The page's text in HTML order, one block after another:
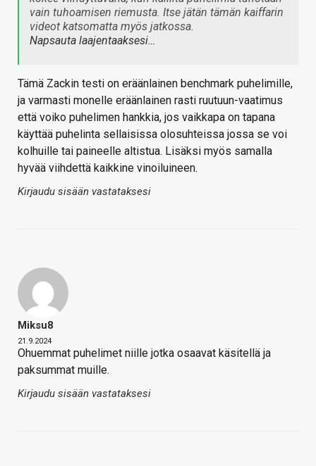
vain tuhoamisen riemusta. Itse jätän tämän kaiffarin
videot katsomatta myös jatkossa.
Napsauta laajentaaksesi…
Tämä Zackin testi on eräänlainen benchmark puhelimille,
ja varmasti monelle eräänlainen rasti ruutuun-vaatimus
että voiko puhelimen hankkia, jos vaikkapa on tapana
käyttää puhelinta sellaisissa olosuhteissa jossa se voi
kolhuille tai paineelle altistua. Lisäksi myös samalla
hyvää viihdettä kaikkine vinoiluineen.
Kirjaudu sisään vastataksesi
Miksu8
21.9.2024
Ohuemmat puhelimet niille jotka osaavat käsitellä ja
paksummat muille.
Kirjaudu sisään vastataksesi